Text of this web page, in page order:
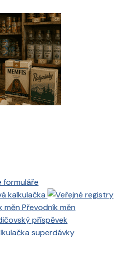
formuláře
kalkulačka
Převodník měn
příspěvek
superdávky